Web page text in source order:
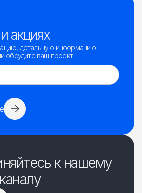
акциях
детальную информацию
обсудите ваш проект
к нашему